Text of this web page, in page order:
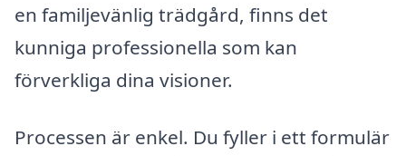
en familjevänlig trädgård, finns det
kunniga professionella som kan
förverkliga dina visioner.
Processen är enkel. Du fyller i ett formulär